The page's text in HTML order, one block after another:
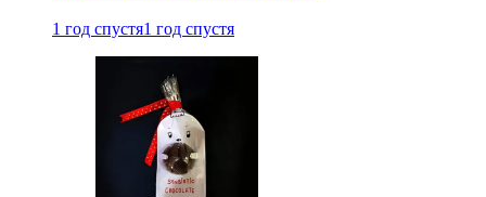
1 год спустя1 год спустя